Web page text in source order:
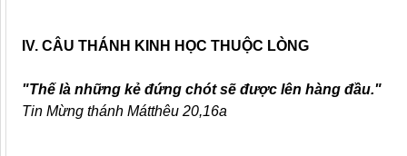
IV. CÂU THÁNH KINH HỌC THUỘC LÒNG
"Thế là những kẻ đứng chótsẽ được lên hàng đầu."
Tin Mừng thánh Mátthêu 20,16a